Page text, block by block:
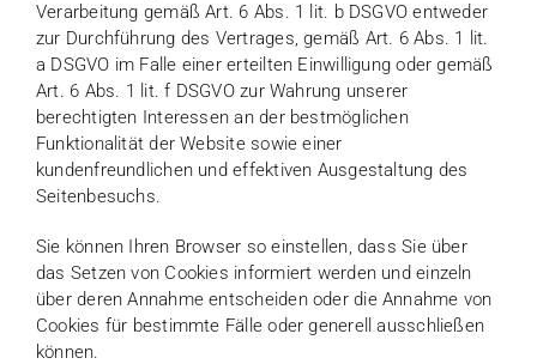
Verarbeitung gemäß Art. 6 Abs. 1 lit. b DSGVO entweder
zur Durchführung des Vertrages, gemäß Art. 6 Abs. 1 lit.
a DSGVO im Falle einer erteilten Einwilligung oder gemäß
Art. 6 Abs. 1 lit. f DSGVO zur Wahrung unserer
berechtigten Interessen an der bestmöglichen
Funktionalität der Website sowie einer
kundenfreundlichen und effektiven Ausgestaltung des
Seitenbesuchs.
Sie können Ihren Browser so einstellen, dass Sie über
das Setzen von Cookies informiert werden und einzeln
über deren Annahme entscheiden oder die Annahme von
Cookies für bestimmte Fälle oder generell ausschließen
können.